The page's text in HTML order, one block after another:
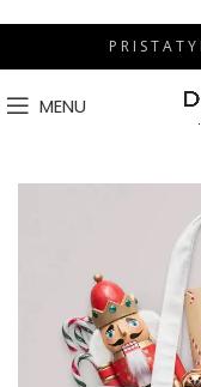
P R I S T A T
MENU